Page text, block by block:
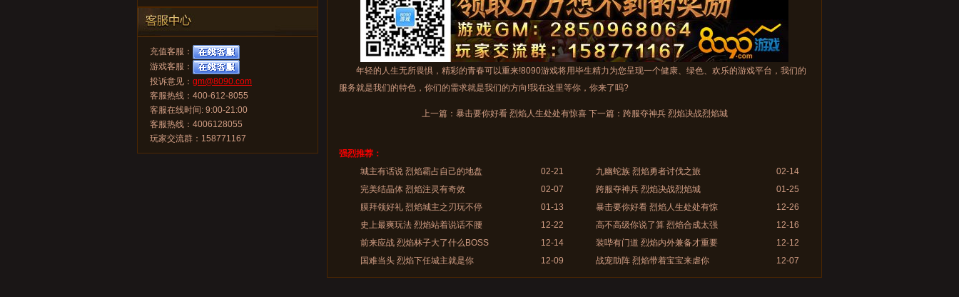
充值客服：
游戏客服：
投诉意见： gm@8090.com
客服热线：400-612-8055
客服在线时间: 9:00-21:00
客服热线：4006128055
玩家交流群：158771167
年轻的人生无所畏惧，精彩的青春可以重来!8090游戏将用毕生精力为您呈现一个健康、绿色、欢乐的游戏平台，我们的
服务就是我们的特色，你们的需求就是我们的方向!我在这里等你，你来了吗?
上一篇： 暴击要你好看 烈焰人生处处有惊喜下一篇： 跨服夺神兵 烈焰决战烈焰城
强烈推荐：
城主有话说 烈焰霸占自己的地盘
02-21 九幽蛇族 烈焰勇者讨伐之旅
02-14
完美结晶体 烈焰注灵有奇效
02-07 跨服夺神兵 烈焰决战烈焰城
01-25
膜拜领好礼 烈焰城主之刃玩不停
01-13 暴击要你好看 烈焰人生处处有惊
12-26
史上最爽玩法 烈焰站着说话不腰
12-22 高不高级你说了算 烈焰合成太强
12-16
前来应战 烈焰林子大了什么BOSS
12-14 装哔有门道 烈焰内外兼备才重要
12-12
国难当头 烈焰下任城主就是你
12-09 战宠助阵 烈焰带着宝宝来虐你 12-07